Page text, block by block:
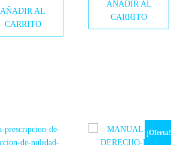
original
era:
AÑADIR AL
CARRITO
original
era:
AÑADIR AL
CARRITO
¡Oferta!